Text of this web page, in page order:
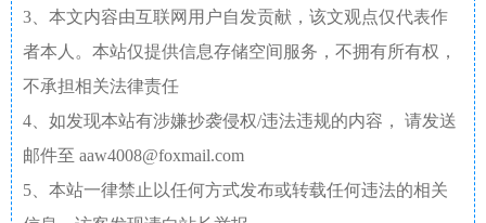
3、本文内容由互联网用户自发贡献，该文观点仅代表作
者本人。本站仅提供信息存储空间服务，不拥有所有权，
不承担相关法律责任
4、如发现本站有涉嫌抄袭侵权/违法违规的内容， 请发送
邮件至 aaw4008@foxmail.com
5、本站一律禁止以任何方式发布或转载任何违法的相关